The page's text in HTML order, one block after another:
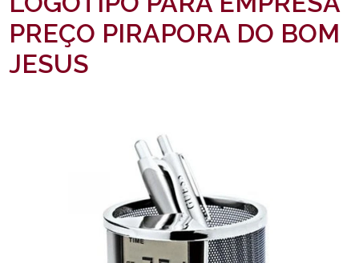
PREÇO PIRAPORA DO BOM
JESUS